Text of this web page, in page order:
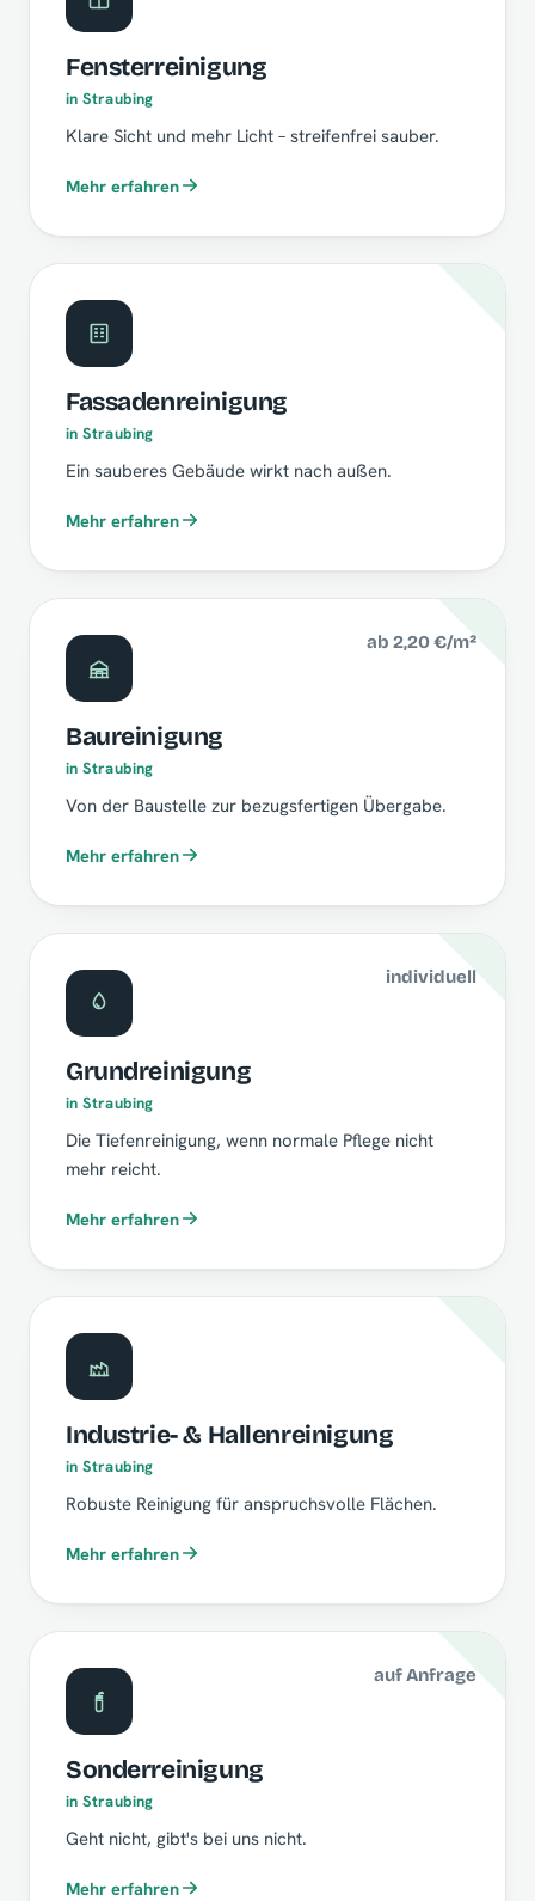
Fensterreinigung
in Straubing
Klare Sicht und mehr Licht – streifenfrei sauber.
Mehr erfahren
Fassadenreinigung
in Straubing
Ein sauberes Gebäude wirkt nach außen.
Mehr erfahren
ab 2,20 €/m²
Baureinigung
in Straubing
Von der Baustelle zur bezugsfertigen Übergabe.
Mehr erfahren
individuell
Grundreinigung
in Straubing
Die Tiefenreinigung, wenn normale Pflege nicht
mehr reicht.
Mehr erfahren
Industrie- & Hallenreinigung
in Straubing
Robuste Reinigung für anspruchsvolle Flächen.
Mehr erfahren
auf Anfrage
Sonderreinigung
in Straubing
Geht nicht, gibt's bei uns nicht.
Mehr erfahren